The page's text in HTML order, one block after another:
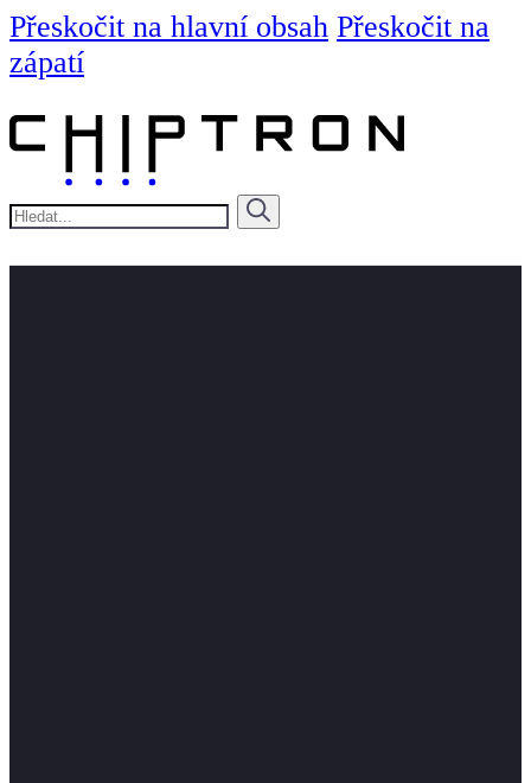
Přeskočit na hlavní obsah Přeskočit na
zápatí
Hledat